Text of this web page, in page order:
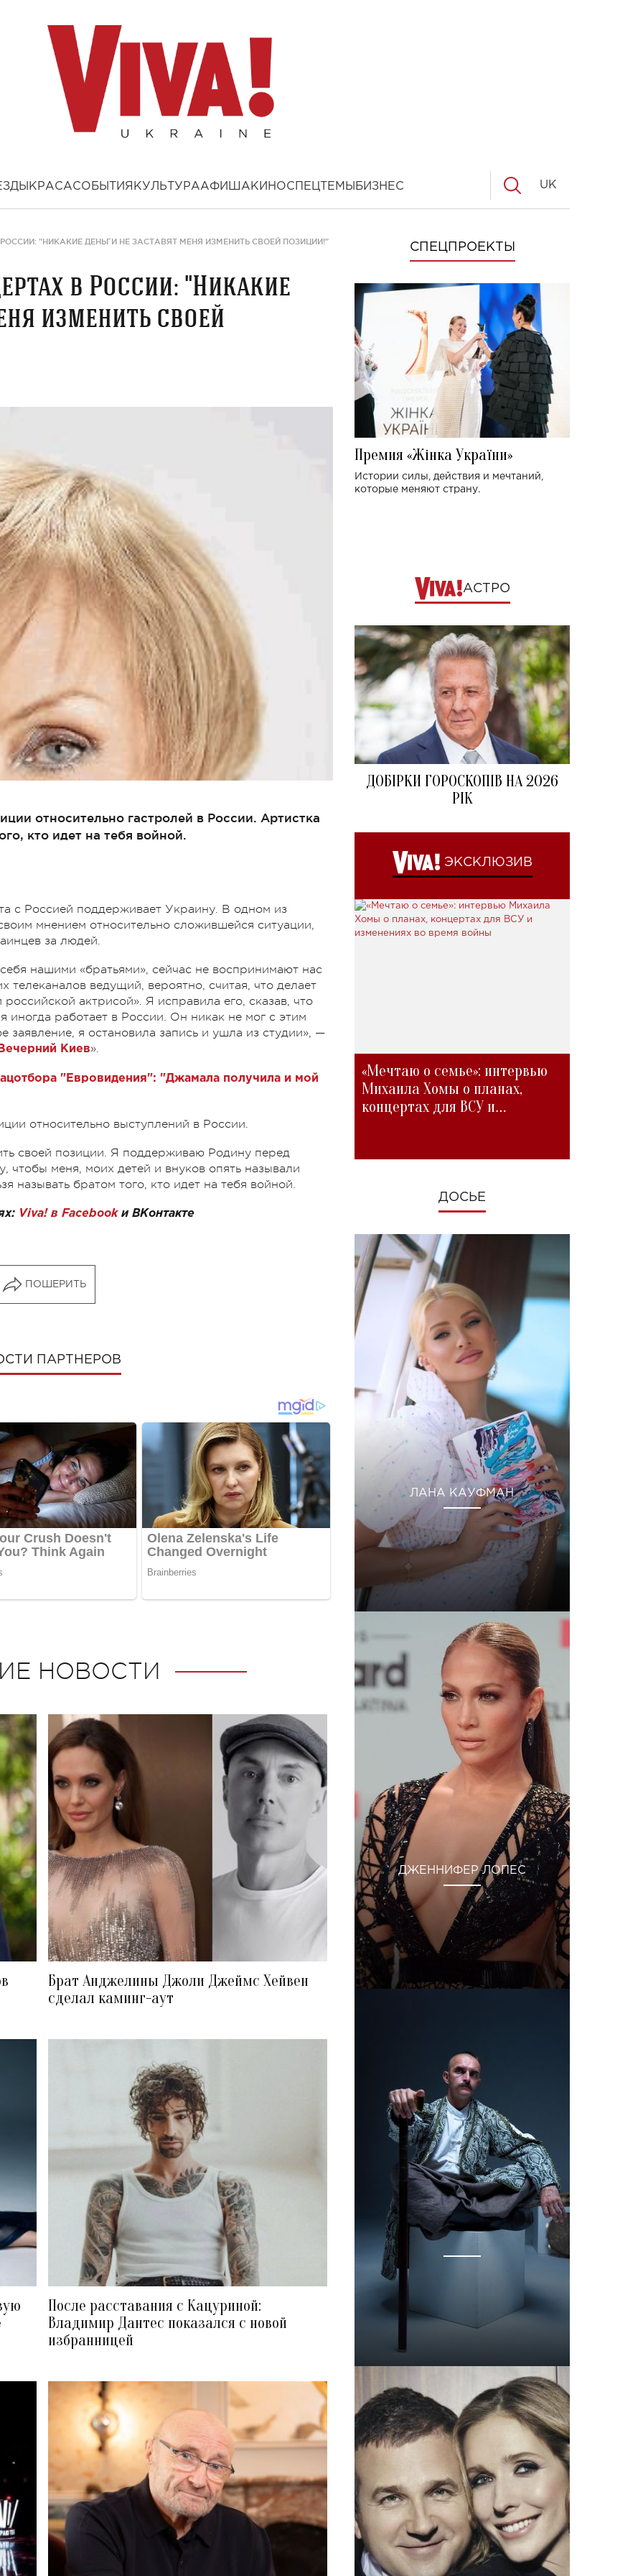
КРАСАСОБЫТИЯ КУЛЬТУРААФИША КИНОСПЕЦТЕМЫ БИЗНЕС UK
"НИКАКИЕ ДЕНЬГИ НЕ ЗАСТАВЯТ МЕНЯ ИЗМЕНИТЬ СВОЕЙ ПОЗИЦИИ!"
в России: "Никакие
изменить своей
относительно гастролей в России. Артистка
кто идет на тебя войной.
с Россией поддерживает Украину. В одном из
мнением относительно сложившейся ситуации,
за людей.
нашими «братьями», сейчас не воспринимают нас
телеканалов ведущий, вероятно, считая, что делает
актрисой». Я исправила его, сказав, что
иногда работает в России. Он никак не мог с этим
заявление, я остановила запись и ушла из студии», —
Киев».
"Евровидения": "Джамала получила и мой
относительно выступлений в России.
своей позиции. Я поддерживаю Родину перед
чтобы меня, моих детей и внуков опять называли
называть братом того, кто идет на тебя войной.
Viva! в Facebookи ВКонтакте
ПОШЕРИТЬ
ПАРТНЕРОВ
НОВОСТИ
Брат Анджелины Джоли Джеймс Хейвен
сделал каминг-аут
После расставания с Кацуриной:
Владимир Дантес показался с новой
избранницей
СПЕЦПРОЕКТЫ
Премия «Жінка України»
Истории силы, действия и мечтаний,
которые меняют страну.
АСТРО
ДОБІРКИ ГОРОСКОПІВ НА 2026
РІК
ЭКСКЛЮЗИВ
«Мечтаю о семье»: интервью
Михаила Хомы о планах,
концертах для ВСУ и
ДОСЬЕ
ЛАНА КАУФМАН
ДЖЕННИФЕР ЛОПЕС